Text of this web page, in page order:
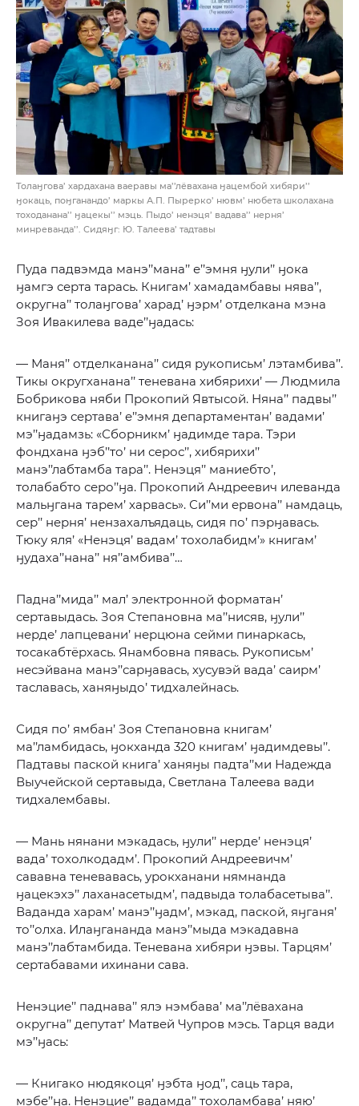
Толаӈгова’ хардахана ваеравы ма’’лёвахана ӈацембой хибяри’’
ӈокаць, поӈганандо’ маркы А.П. Пырерко’ нювм’ нюбета школахана
тоходанана’’ ӈацекы’’ мэць. Пыдо’ ненэця’ вадава’’ нерня’
минреванда’’. Сидяӈг: Ю. Талеева’ тадтавы
Пуда падвэмда манэ’’мана’’ е’’эмня ӈули’’ ӈока
ӈамгэ серта тарась. Книгам’ хамадамбавы нява’’,
округна’’ толаӈгова’ харад’ ӈэрм’ отделкана мэна
Зоя Ивакилева ваде’’ӈадась:
— Маня’’ отделканана’’ сидя рукописьм’ лэтамбива’’.
Тикы округханана’’ теневана хибярихи’ — Людмила
Бобрикова няби Прокопий Явтысой. Няна’’ падвы’’
книгаӈэ сертава’ е’’эмня департаментан’ вадами’
мэ’’ӈадамзь: «Сборникм’ ӈадимде тара. Тэри
фондхана ӈэб’’то’ ни серос’’, хибярихи’’
манэ’’лабтамба тара’’. Ненэця’’ маниебто’,
толабабто серо’’ӈа. Прокопий Андреевич илеванда
мальӈгана тарем’ харвась». Си’’ми ервона’’ намдаць,
сер’’ нерня’ нензахалъядаць, сидя по’ пэрӈавась.
Тюку яля’ «Ненэця’ вадам’ тохолабидм’» книгам’
ӈудаха’’нана’’ ня’’амбива’’…
Падна’’мида’’ мал’ электронной форматан’
сертавыдась. Зоя Степановна ма’’нисяв, ӈули’’
нерде’ лапцевани’ нерцюна сейми пинаркась,
тосакабтёрхась. Янамбовна пявась. Рукописьм’
несэйвана манэ’’сарӈавась, хусувэй вада’ саирм’
таславась, ханяӈыдо’ тидхалейнась.
Сидя по’ ямбан’ Зоя Степановна книгам’
ма’’ламбидась, ӈокханда 320 книгам’ ӈадимдевы’’.
Падтавы паской книга’ ханяӈы падта’’ми Надежда
Выучейской сертавыда, Светлана Талеева вади
тидхалембавы.
— Мань нянани мэкадась, ӈули’’ нерде’ ненэця’
вада’ тохолкодадм’. Прокопий Андреевичм’
сававна теневавась, урокханани нямнанда
ӈацекэхэ’’ лаханасетыдм’, падвыда толабасетыва’’.
Ваданда харам’ манэ’’ӈадм’, мэкад, паской, яӈганя’
то’’олха. Илаӈгананда манэ’’мыда мэкадавна
манэ’’лабтамбида. Теневана хибяри ӈэвы. Тарцям’
сертабавами ихинани сава.
Ненэцие’’ паднава’’ ялэ нэмбава’ ма’’лёвахана
округна’’ депутат’ Матвей Чупров мэсь. Тарця вади
мэ’’ӈась:
— Книгако нюдякоця’ ӈэбта ӈод’’, саць тара,
мэбе’’ӈа. Ненэцие’’ вадамда’’ тохоламбава’ няю’